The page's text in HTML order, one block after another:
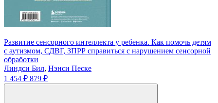
Развитие сенсорного интеллекта у ребенка. Как помочь детям
с аутизмом, СДВГ, ЗПРР справиться с нарушением сенсорной
обработки
Линдси Бил, Нэнси Песке
1 454 ₽ 879 ₽